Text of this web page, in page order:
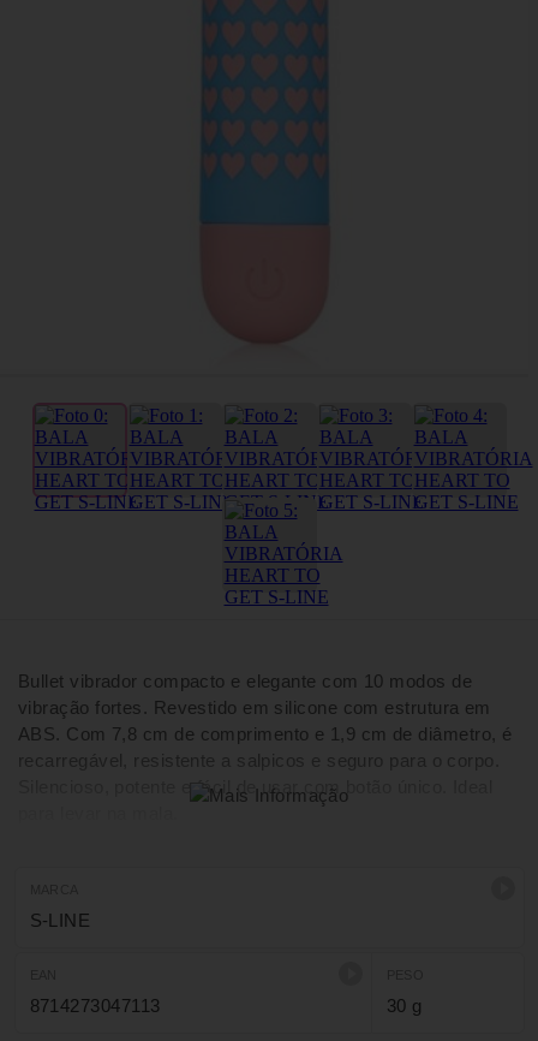
Bullet vibrador compacto e elegante com 10 modos de
vibração fortes. Revestido em silicone com estrutura em
ABS. Com 7,8 cm de comprimento e 1,9 cm de diâmetro, é
recarregável, resistente a salpicos e seguro para o corpo.
Silencioso, potente e fácil de usar com botão único. Ideal
S-LINE
8714273047113 30 g